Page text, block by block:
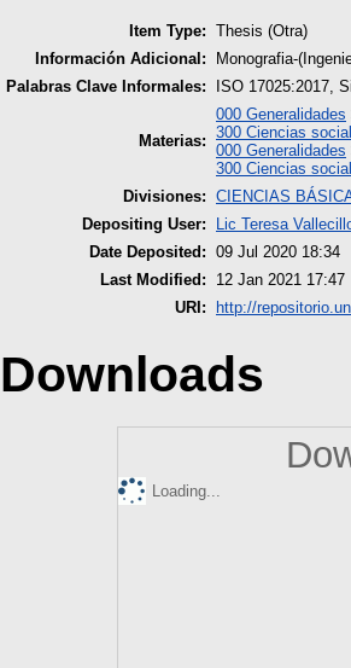
Item Type: Thesis (Otra)
Información Adicional:
Monografia-
Palabras Clave Informales:
ISO 17025:2017,
Materias:
000 Generalidades
300 Ciencias
000 Generalidades
300 Ciencias
Divisiones: CIENCIAS
Depositing User:
Lic Teresa
Date Deposited: 09 Jul 2020 18:34
Last Modified:
12 Jan 2021 17:47
URI:
http://
Downloads
Loading...